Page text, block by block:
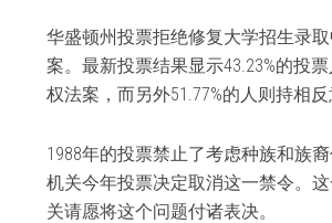
华盛顿州投票拒绝修复大学招生录
案。最新投票结果显示43.23%的投
权法案，而另外51.77%的人则持相反
1988年的投票禁止了考虑种族和族
机关今年投票决定取消这一禁令。
关请愿将这个问题付诸表决。